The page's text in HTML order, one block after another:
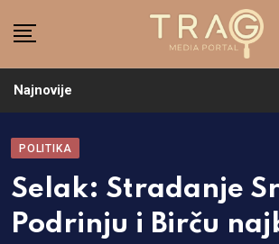
Najnovije
POLITIKA
Selak: Stradanje
Podrinju i Birču